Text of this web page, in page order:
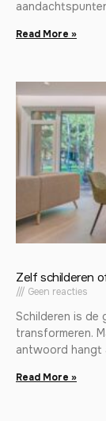
Read More »
Zelf schilderen
Geen reacties
Schilderen is de
transformeren.
antwoord hangt
Read More »